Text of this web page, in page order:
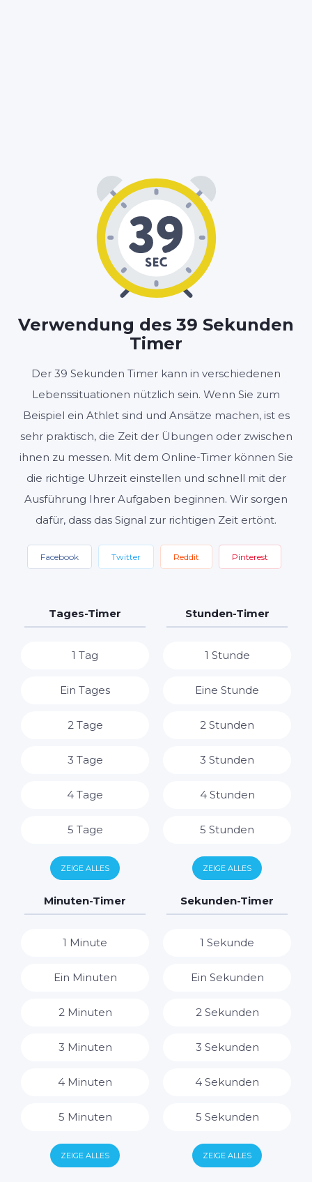
Verwendung des 39 Sekunden
Timer
Der 39 Sekunden Timer kann in verschiedenen
Lebenssituationen nützlich sein. Wenn Sie zum
Beispiel ein Athlet sind und Ansätze machen, ist es
sehr praktisch, die Zeit der Übungen oder zwischen
ihnen zu messen. Mit dem Online-Timer können Sie
die richtige Uhrzeit einstellen und schnell mit der
Ausführung Ihrer Aufgaben beginnen. Wir sorgen
dafür, dass das Signal zur richtigen Zeit ertönt.
Facebook Twitter Reddit Pinterest
Tages-Timer
1 Tag
Ein Tages
2 Tage
3 Tage
4 Tage
5 Tage
6 Tage
7 Tage
ZEIGE ALLES
Stunden-Timer
1 Stunde
Eine Stunde
2 Stunden
3 Stunden
4 Stunden
5 Stunden
6 Stunden
7 Stunden
14 Stunden
ZEIGE ALLES
Minuten-Timer
1 Minute
Ein Minuten
2 Minuten
3 Minuten
4 Minuten
5 Minuten
6 Minuten
ZEIGE ALLES
Sekunden-Timer
1 Sekunde
Ein Sekunden
2 Sekunden
3 Sekunden
4 Sekunden
5 Sekunden
6 Sekunden
ZEIGE ALLES
00
MINUTEN
: 39
SEKUNDEN
Zurücksetzen